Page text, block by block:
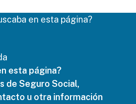
en esta página?
esta página?
de Seguro Social,
u otra información